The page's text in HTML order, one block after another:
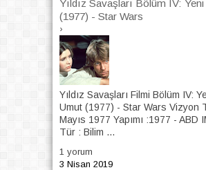
Yıldız Savaşları Bölüm IV:
(1977) - Star Wars
›
Yıldız Savaşları Filmi Bölüm IV:
Umut (1977) - Star Wars Vizyon
Mayıs 1977 Yapımı :1977 - ABD
Tür : Bilim ...
1 yorum
3 Nisan 2019